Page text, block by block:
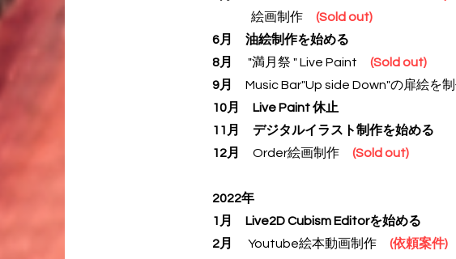
絵画制作 (Sold out)
6月
油絵制作を始める
8月
"満月祭 " Live Paint (Sold out)
9月
Music Bar"Up side Down"の扉絵を
10月
Live Paint休止
11月
デジタルイラスト制作を始める
12月
Order絵画制作 (Sold out)
2022年
1月
Live2D Cubism Editorを始める
2月
Youtube絵本動画制作 (依頼案件)